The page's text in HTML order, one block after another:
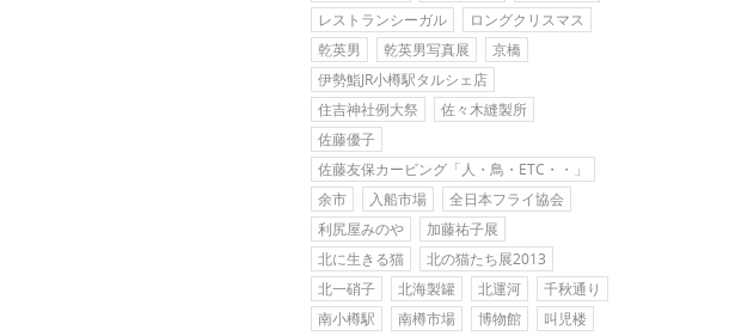
レストランシーガル
ロングクリスマス
乾英男
乾英男写真展
京橋
伊勢鮨JR小樽駅タルシェ店
住吉神社例大祭
佐々木縫製所
佐藤優子
佐藤友保カービング「人・鳥・ETC・・」
余市
入船市場
全日本フライ協会
利尻屋みのや
加藤祐子展
北に生きる猫
北の猫たち展2013
北一硝子
北海製罐 北運河
千秋通り
南小樽駅
南樽市場 博物館
叫児楼